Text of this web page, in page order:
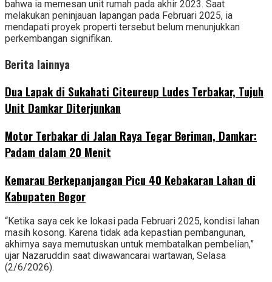
bahwa ia memesan unit rumah pada akhir 2023. Saat
melakukan peninjauan lapangan pada Februari 2025, ia
mendapati proyek properti tersebut belum menunjukkan
perkembangan signifikan.
Berita lainnya
Dua Lapak di Sukahati Citeureup Ludes Terbakar, Tujuh
Unit Damkar Diterjunkan
Motor Terbakar di Jalan Raya Tegar Beriman, Damkar:
Padam dalam 20 Menit
‎Kemarau Berkepanjangan Picu 40 Kebakaran Lahan di
Kabupaten Bogor
“Ketika saya cek ke lokasi pada Februari 2025, kondisi lahan
masih kosong. Karena tidak ada kepastian pembangunan,
akhirnya saya memutuskan untuk membatalkan pembelian,”
ujar Nazaruddin saat diwawancarai wartawan, Selasa
(2/6/2026).